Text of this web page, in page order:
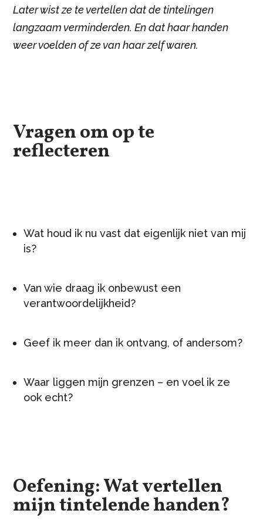
Later wist ze te vertellen dat de tintelingen
langzaam verminderden. En dat haar handen
weer voelden of ze van haar zelf waren.
Vragen om op te
reflecteren
Wat houd ik nu vast dat eigenlijk niet van mij
is?
Van wie draag ik onbewust een
verantwoordelijkheid?
Geef ik meer dan ik ontvang, of andersom?
Waar liggen mijn grenzen – en voel ik ze
ook echt?
Oefening: Wat vertellen
mijn tintelende handen?